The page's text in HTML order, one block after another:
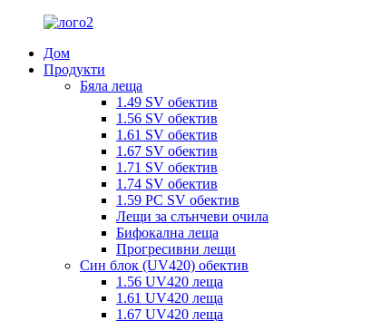
Дом
Продукти
Бяла леща
1.49 SV обектив
1.56 SV обектив
1.61 SV обектив
1.67 SV обектив
1.71 SV обектив
1.74 SV обектив
1.59 PC SV обектив
Лещи за слънчеви очила
Бифокална леща
Прогресивни лещи
Син блок (UV420) обектив
1.56 UV420 леща
1.61 UV420 леща
1.67 UV420 леща